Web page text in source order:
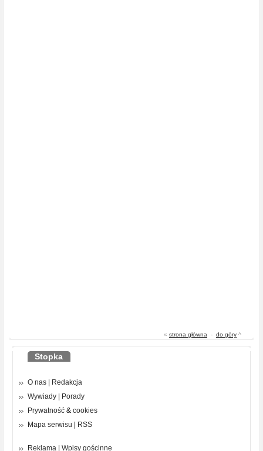
« strona główna - do góry ^
Stopka
O nas | Redakcja
Wywiady | Porady
Prywatność & cookies
Mapa serwisu | RSS
Reklama | Wpisy gościnne